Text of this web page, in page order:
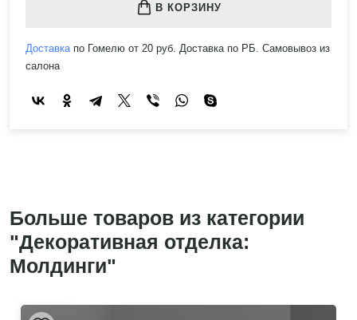
В КОРЗИНУ
Доставкапо Гомелю от 20 руб. Доставка по РБ. Самовывоз из
салона
Больше товаров из категории
"Декоративная отделка:
Молдинги"